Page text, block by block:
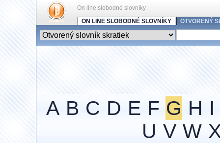
On line slobodné slovníky
ON LINE SLOBODNÉ SLOVNÍKY
OTVORENÝ
A B C D E F G H I
U V W